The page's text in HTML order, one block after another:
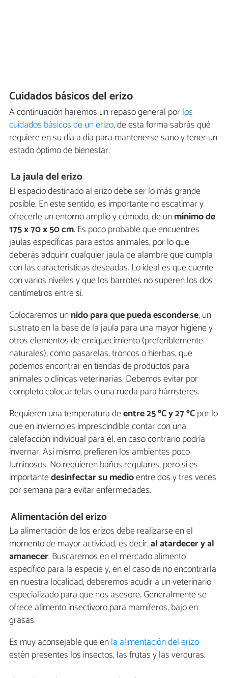
Cuidados básicos del erizo
A continuación haremos un repaso general porlos
cuidados básicos de un erizo, de esta forma sabrás qué
requiere en su día a día para mantenerse sano y tener un
estado óptimo de bienestar.
La jaula del erizo
El espacio destinado al erizo debe ser lo más grande
posible. En este sentido, es importante no escatimar y
ofrecerle un entorno amplio y cómodo, de unmínimo de
175 x 70 x 50 cm. Es poco probable que encuentres
jaulas específicas para estos animales, por lo que
deberás adquirir cualquier jaula de alambre que cumpla
con las características deseadas. Lo ideal es que cuente
con varios niveles y que los barrotes no superen los dos
centímetros entre sí.
Colocaremos unnido para que pueda esconderse, un
sustrato en la base de la jaula para una mayor higiene y
otros elementos de enriquecimiento (preferiblemente
naturales), como pasarelas, troncos o hierbas, que
podemos encontrar en tiendas de productos para
animales o clínicas veterinarias. Debemos evitar por
completo colocar telas o una rueda para hámsteres.
Requieren una temperatura deentre 25 ºC y 27 ºCpor lo
que en invierno es imprescindible contar con una
calefacción individual para él, en caso contrario podría
invernar. Así mismo, prefieren los ambientes poco
luminosos. No requieren baños regulares, pero sí es
importantedesinfectar su medioentre dos y tres veces
por semana para evitar enfermedades.
Alimentación del erizo
La alimentación de los erizos debe realizarse en el
momento de mayor actividad, es decir,al atardecer y al
amanecer. Buscaremos en el mercado alimento
específico para la especie y, en el caso de no encontrarla
en nuestra localidad, deberemos acudir a un veterinario
especializado para que nos asesore. Generalmente se
ofrece alimento insectívoro para mamíferos, bajo en
grasas.
Es muy aconsejable que enla alimentación del erizo
estén presentes los insectos, las frutas y las verduras.